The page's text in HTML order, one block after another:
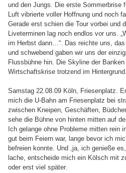
und den Jungs. Die erste Sommerbrise
Luft vibrierte voller Hoffnung und noch
Gerade erst schien die Tour vorbei und
Liveterminen lag noch endlos vor uns.
im Herbst dann…“. Das reichte uns,
und schwebend gaben wir uns der
Flussbühne hin. Die Skyline der
Wirtschaftskrise trotzend im Hintergrund.
Samstag 22.08.09 Köln, Friesenplatz.
mich die U-Bahn am Friesenplatz bei
zwischen Kneipen, Geschäften,
sehe die Bühne von hinten mitten auf
Ich gelange ohne Probleme mitten rein
gut beim Feiern war, lange bevor ich
befreien konnte. Und ,ja, ich genieße
lache, entscheide mich ein Kölsch mit
oder erst viel später.